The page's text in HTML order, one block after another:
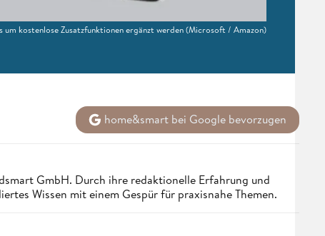
kostenlose Zusatzfunktionen ergänzt werden(Microsoft / Amazon)
home&smart bei Google bevorzugen
GmbH. Durch ihre redaktionelle Erfahrung und
Wissen mit einem Gespür für praxisnahe Themen.